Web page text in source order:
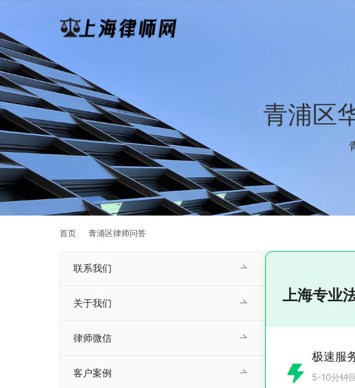
青浦区
首页 青浦区律师问答
上海专业
极速服
5-10分钟
联系我们
关于我们
律师微信
客户案例